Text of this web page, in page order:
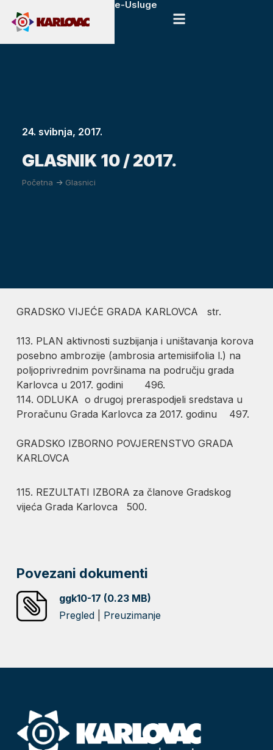
e-Usluge
24. svibnja, 2017.
GLASNIK 10 / 2017.
Početna -> Glasnici
GRADSKO VIJEĆE GRADA KARLOVCA str.
113. PLAN aktivnosti suzbijanja i uništavanja korova
posebno ambrozije (ambrosia artemisiifolia l.) na
poljoprivrednim površinama na području grada
Karlovca u 2017. godini 496.
114. ODLUKA o drugoj preraspodjeli sredstava u
Proračunu Grada Karlovca za 2017. godinu 497.
GRADSKO IZBORNO POVJERENSTVO GRADA
KARLOVCA
115. REZULTATI IZBORA za članove Gradskog
vijeća Grada Karlovca 500.
Povezani dokumenti
ggk10-17 (0.23 MB)
Pregled
Preuzimanje